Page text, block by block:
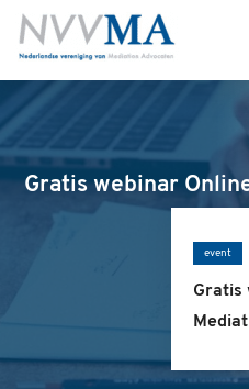
Gratis webinar
event
Gratis